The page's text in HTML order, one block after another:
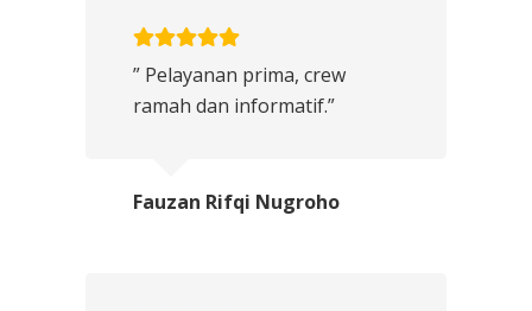
” Pelayanan prima, crew
ramah dan informatif.”
Fauzan Rifqi Nugroho